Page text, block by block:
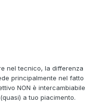
nel tecnico, la differenza
principalmente nel fatto
NON è intercambiabile
a tuo piacimento.